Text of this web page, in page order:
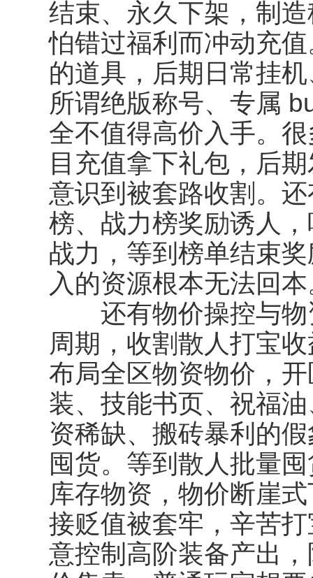
结束、永久下架，制
怕错过福利而冲动充
的道具，后期日常挂
所谓绝版称号、专属
全不值得高价入手。
目充值拿下礼包，后
意识到被套路收割。
榜、战力榜奖励诱人
战力，等到榜单结束
入的资源根本无法回
还有物价操控与
周期，收割散人打宝
布局全区物资物价，
装、技能书页、祝福
资稀缺、搬砖暴利的
囤货。等到散人批量
库存物资，物价断崖
接贬值被套牢，辛苦
意控制高阶装备产出